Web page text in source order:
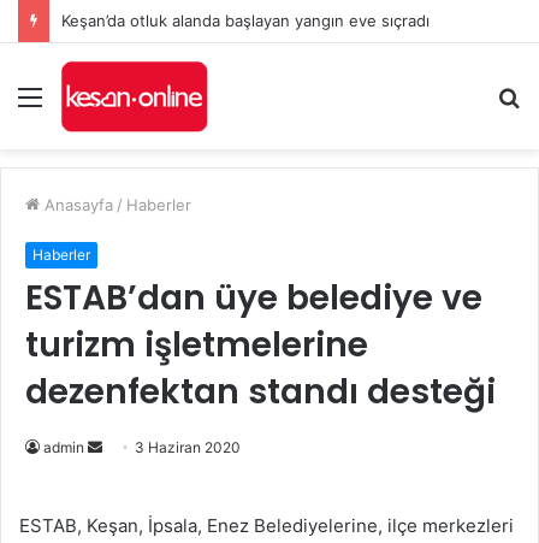
Keşan’da otluk alanda başlayan yangın eve sıçradı
Menü
...
Anasayfa / Haberler
Haberler
ESTAB’dan üye belediye ve
turizm işletmelerine
dezenfektan standı desteği
admin
Bir
göndermek
3 Haziran 2020
ESTAB, Keşan, İpsala, Enez Belediyelerine, ilçe merkezleri